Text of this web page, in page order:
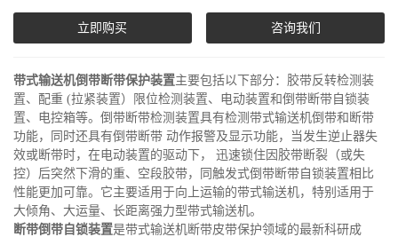
立即购买 咨询我们
带式输送机倒带断带保护装置主要包括以下部分：胶带反转检测装
置、配重 (拉紧装置）限位检测装置、电动装置和倒带断带自锁装
置、电控箱等。倒带断带检测装置具有检测带式输送机倒带和断带
功能，同时还具有倒带断带 动作报警及显示功能，当发生逆止器失
效或断带时，在电动装置的驱动下， 迅速锁住因胶带断裂（或失
控）后突然下滑的重、空段胶带，同触发式倒带断带自锁装置相比
性能更加可靠。它主要适用于向上运输的带式输送机，特别适用于
大倾角、大运量、长距离强力型带式输送机。
断带倒带自锁装置是带式输送机断带皮带保护领域的最新科研成